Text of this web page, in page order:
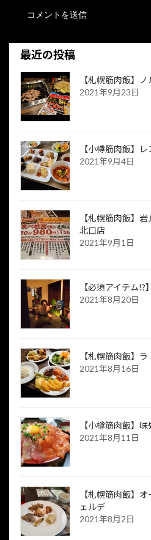
最近の投稿
【札幌筋肉飯】
2021年9月23日
【小樽筋肉飯】
2021年9月4日
【札幌筋肉飯】
北口店
2021年9月1日
【必須アイテム
2021年8月20日
【札幌筋肉飯】
2021年8月16日
【小樽筋肉飯】
2021年8月11日
【札幌筋肉飯】
ェルデ
2021年8月2日